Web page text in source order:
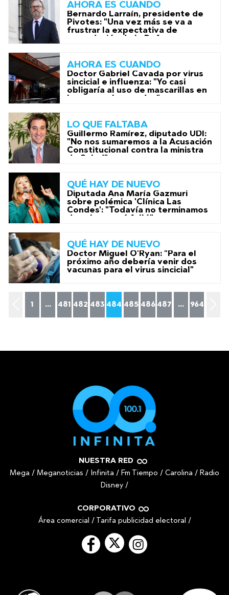
AHORA ES CUANDO
Bernardo Larraín, presidente de
Pivotes: "Una vez más se va a
frustrar la expectativa de
AHORA ES CUANDO
Doctor Gabriel Cavada por virus
sincicial e influenza: "Yo casi
obligaría al uso de mascarillas en
LO QUE FALTABA
Guillermo Ramírez, diputado UDI:
"No nos sumaremos a la Acusación
Constitucional contra la ministra
QUÉ HAY DE NUEVO
Diputada Ana María Gazmuri
sobre polémica 'Clínica Las
Condes': "Todavía no terminamos
QUÉ HAY DE NUEVO
Doctor Miguel O'Ryan: "Para el
próximo año debería venir dos
vacunas para el virus sincicial"
1 ... 481 482 483 484 485 486 487 ... 964
NUESTRA RED
Mega / Meganoticias / Infinita / Fm Tiempo / Carolina / Radio
Disney /
CORPORATIVO
Área comercial / Tarifa publicidad electoral /